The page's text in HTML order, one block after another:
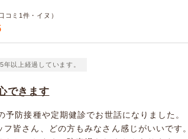
コミ1件・イヌ）
年以上経過しています。
できます
予防接種や定期健診でお世話になりました。
フ皆さん、どの方もみなさん感じがいいです。